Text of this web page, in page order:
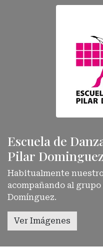
Escuela de
Pilar Dominguez
Habitualmente
acompañando al
Domínguez.
Ver Imágenes